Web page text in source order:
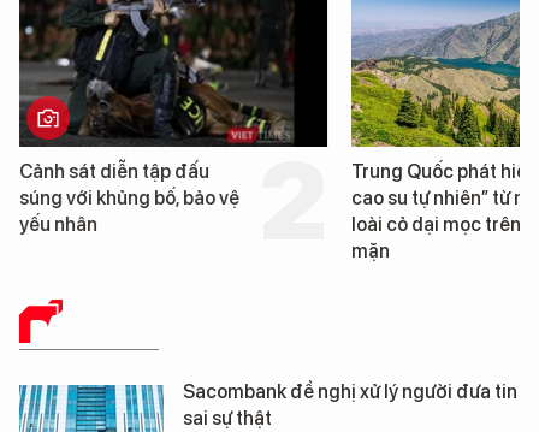
Cảnh sát diễn tập đấu
súng với khủng bố, bảo vệ
yếu nhân
Trung Quốc phát hiện
cao su tự nhiên” từ
loài cỏ dại mọc trên
mặn
BÁO CHÍ SỐ
Sacombank đề nghị xử lý người đưa tin
sai sự thật